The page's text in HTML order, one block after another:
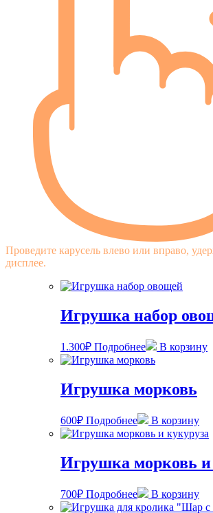
Проведите карусель влево или вправо,
дисплее.
Игрушка набор
1.300₽ Подробнее В корзину
Игрушка морковь
600₽ Подробнее В корзину
Игрушка морковь и
700₽ Подробнее В корзину